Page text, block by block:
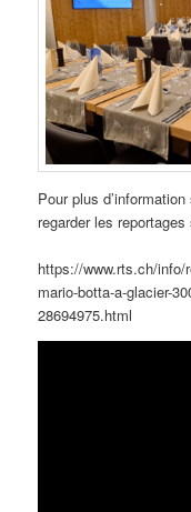
Pour plus
regarder les
https://www.rts.ch/info/
mario-botta-a-glacier-
28694975.html